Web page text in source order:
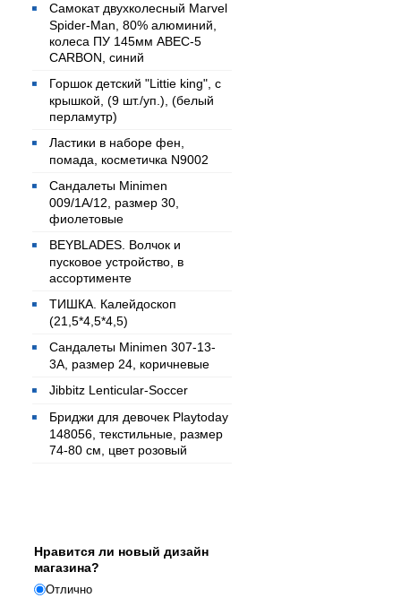
Самокат двухколесный Marvel
Spider-Man, 80% алюминий,
колеса ПУ 145мм ABEC-5
CARBON, синий
Горшок детский "Littie king", с
крышкой, (9 шт./уп.), (белый
перламутр)
Ластики в наборе фен,
помада, косметичка N9002
Сандалеты Minimen
009/1А/12, размер 30,
фиолетовые
BEYBLADES. Волчок и
пусковое устройство, в
ассортименте
ТИШКА. Калейдоскоп
(21,5*4,5*4,5)
Сандалеты Minimen 307-13-
3А, размер 24, коричневые
Jibbitz Lenticular-Soccer
Бриджи для девочек Playtoday
148056, текстильные, размер
74-80 см, цвет розовый
Нравится ли новый дизайн
магазина?
Отлично